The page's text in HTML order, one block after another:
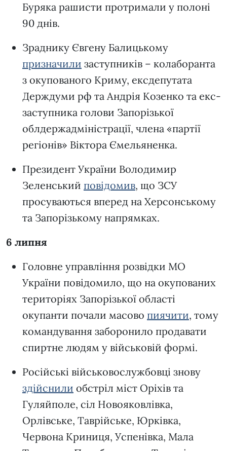
Буряка рашисти протримали у полоні
90 днів.
Зраднику Євгену Балицькому
призначили заступників – колаборанта
з окупованого Криму, ексдепутата
Держдуми рф та Андрія Козенко та екс-
заступника голови Запорізької
облдержадміністрації, члена «партії
регіонів» Віктора Ємельяненка.
Президент України Володимир
Зеленський повідомив, що ЗСУ
просуваються вперед на Херсонському
та Запорізькому напрямках.
6 липня
Головне управління розвідки МО
України повідомило, що на окупованих
територіях Запорізької області
окупанти почали масово пиячити, тому
командування заборонило продавати
спиртне людям у військовій формі.
Російські військовослужбовці знову
здійснили обстріл міст Оріхів та
Гуляйполе, сіл Новояковлівка,
Орлівське, Таврійське, Юрківка,
Червона Криниця, Успенівка, Мала